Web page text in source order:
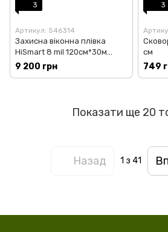
3
Артикул: 546314
Захисна віконна плівка
HiSmart 8 mil 120см*30м
(GL603920)
9 200 грн
3
см
749
Показати ще 20
Назад 1 з 41